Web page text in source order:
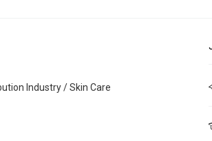
Industry / Skin Care